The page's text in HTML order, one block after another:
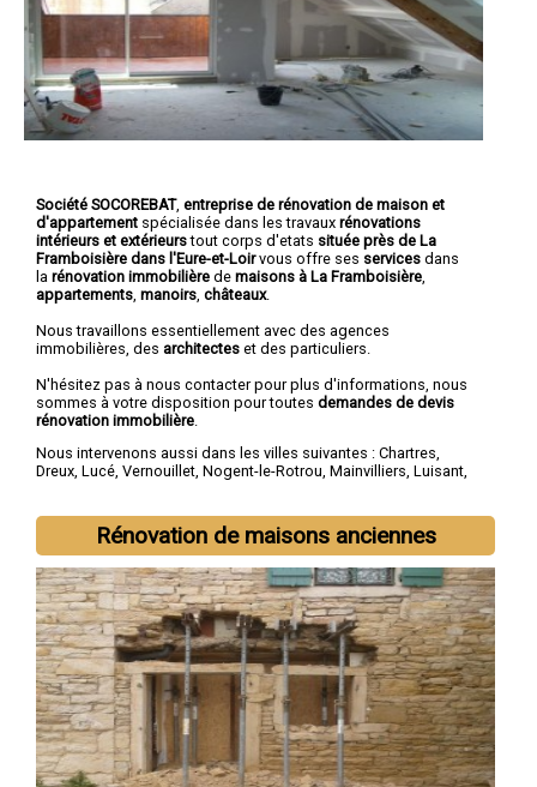
Société SOCOREBAT, entreprise de rénovation de maison et
d'appartement spécialisée dans les travaux rénovations
intérieurs et extérieurstout corps d'etats située près de La
Framboisière dans l'Eure-et-Loirvous offre ses services dans
la rénovation immobilière de maisons à La Framboisière
appartements manoirs châteaux.
Nous travaillons essentiellement avec des agences
immobilières, des architectes et des particuliers.
N'hésitez pas à nous contacter pour plus d'informations, nous
sommes à votre disposition pour toutes demandes de devis
rénovation immobilière
Nous intervenons aussi dans les villes suivantes : Chartres,
Dreux, Lucé, Vernouillet, Nogent-le-Rotrou, Mainvilliers, Luisant,
Rénovation de maisons anciennes